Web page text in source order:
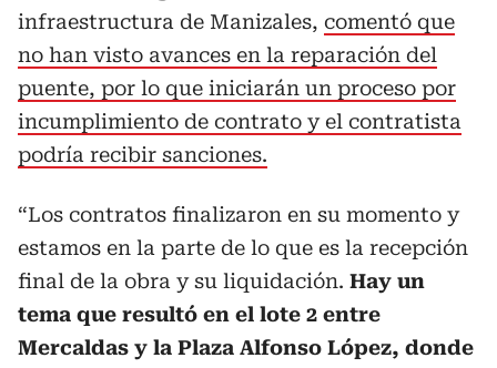
infraestructura de Manizales, comentó que
no han visto avances en la reparación del
puente, por lo que iniciarán un proceso por
incumplimiento de contrato y el contratista
podría recibir sanciones.
“Los contratos finalizaron en su momento y
estamos en la parte de lo que es la recepción
final de la obra y su liquidación. Hay un
tema que resultó en el lote 2 entre
Mercaldas y la Plaza Alfonso López, donde